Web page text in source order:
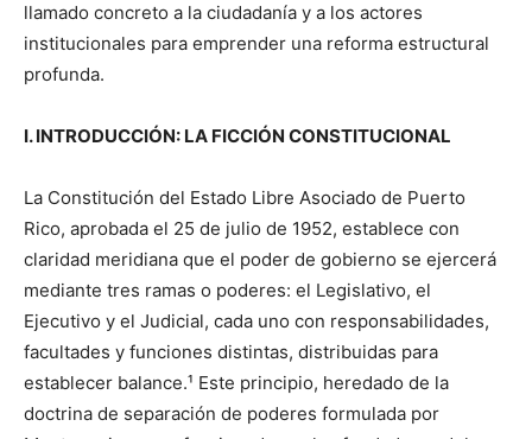
llamado concreto a la ciudadanía y a los actores
institucionales para emprender una reforma estructural
profunda.
I. INTRODUCCIÓN: LA FICCIÓN CONSTITUCIONAL
La Constitución del Estado Libre Asociado de Puerto
Rico, aprobada el 25 de julio de 1952, establece con
claridad meridiana que el poder de gobierno se ejercerá
mediante tres ramas o poderes: el Legislativo, el
Ejecutivo y el Judicial, cada uno con responsabilidades,
facultades y funciones distintas, distribuidas para
establecer balance.¹ Este principio, heredado de la
doctrina de separación de poderes formulada por